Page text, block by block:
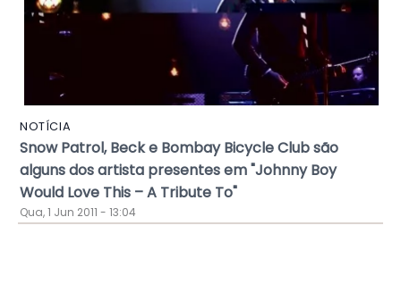
NOTÍCIA
Snow Patrol, Beck e Bombay Bicycle Club são
alguns dos artista presentes em "Johnny Boy
Would Love This – A Tribute To"
Qua, 1 Jun 2011 - 13:04